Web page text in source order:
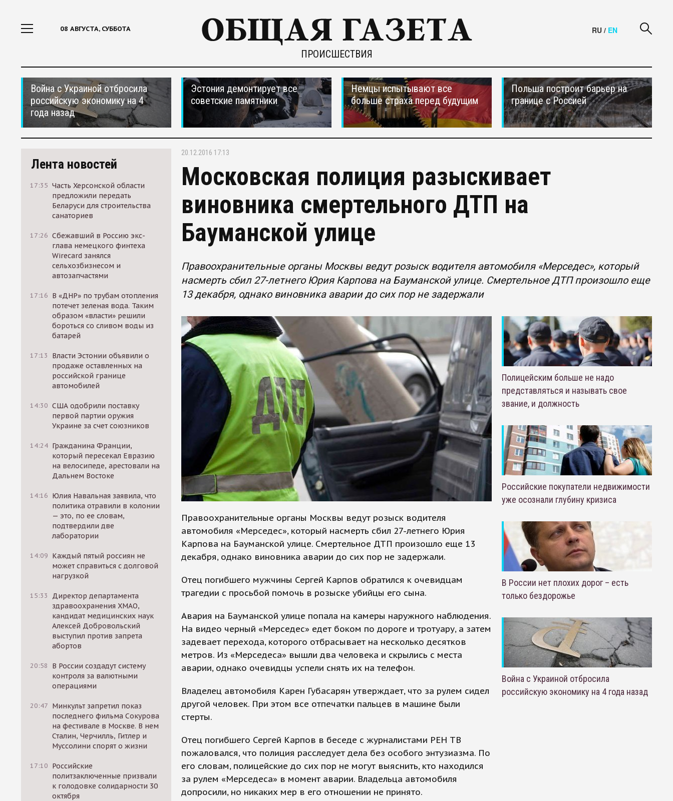
08 АВГУСТА, СУББОТА
ПРОИСШЕСТВИЯ
RU / EN
Война с Украиной отбросила
российскую экономику на 4
года назад
Эстония демонтирует все
советские памятники
Немцы испытывают все
больше страха перед будущим
Польша построит барьер на
границе с Россией
Лента новостей
17:35 Часть Херсонской области
предложили передать
Беларуси для строительства
санаториев
17:26 Сбежавший в Россию экс-
глава немецкого финтеха
Wirecard занялся
сельхозбизнесом и
автозапчастями
17:16 В «ДНР» по трубам отопления
потечет зеленая вода. Таким
образом «власти» решили
бороться со сливом воды из
батарей
17:13
Власти Эстонии объявили о
продаже оставленных на
российской границе
автомобилей
14:30 США одобрили поставку
первой партии оружия
Украине за счет союзников
14:24 Гражданина Франции,
который пересекал Евразию
на велосипеде, арестовали на
Дальнем Востоке
14:16 Юлия Навальная заявила, что
политика отравили в колонии
— это, по ее словам,
подтвердили две
лаборатории
14:09 Каждый пятый россиян не
может справиться с долговой
нагрузкой
15:33
Директор департамента
здравоохранения ХМАО,
кандидат медицинских наук
Алексей Добровольский
выступил против запрета
абортов
20:58
В России создадут систему
контроля за валютными
операциями
20:47 Минкульт запретил показ
последнего фильма Сокурова
на фестивале в Москве. В нем
Сталин, Черчилль, Гитлер и
Муссолини спорят о жизни
17:10 Российские
политзаключенные призвали
к голодовке солидарности 30
октября
20.12.2016 17:13
Московская полиция разыскивает
виновника смертельного ДТП на
Бауманской улице
Правоохранительные органы Москвы ведут розыск водителя автомобиля «Мерседес», который
насмерть сбил 27-летнего Юрия Карпова на Бауманской улице. Смертельное ДТП произошло еще
13 декабря, однако виновника аварии до сих пор не задержали
Правоохранительные органы Москвы ведут розыск водителя
автомобиля «Мерседес», который насмерть сбил 27-летнего Юрия
Карпова на Бауманской улице. Смертельное ДТП произошло еще 13
декабря, однако виновника аварии до сих пор не задержали.
Отец погибшего мужчины Сергей Карпов обратился к очевидцам
трагедии с просьбой помочь в розыске убийцы его сына.
Авария на Бауманской улице попала на камеры наружного наблюдения.
На видео черный «Мерседес» едет боком по дороге и тротуару, а затем
задевает перехода, которого отбрасывает на несколько десятков
метров. Из «Мерседеса» вышли два человека и скрылись с места
аварии, однако очевидцы успели снять их на телефон.
Владелец автомобиля Карен Губасарян утверждает, что за рулем сидел
другой человек. При этом все отпечатки пальцев в машине были
стерты.
Отец погибшего Сергей Карпов в беседе с журналистами РЕН ТВ
пожаловался, что полиция расследует дела без особого энтузиазма. По
его словам, полицейские до сих пор не могут выяснить, кто находился
за рулем «Мерседеса» в момент аварии. Владельца автомобиля
допросили, но никаких мер в его отношении не принято.
Полицейским больше не надо
представляться и называть свое
звание, и должность
Российские покупатели недвижимости
уже осознали глубину кризиса
В России нет плохих дорог – есть
только бездорожье
Война с Украиной отбросила
российскую экономику на 4 года назад